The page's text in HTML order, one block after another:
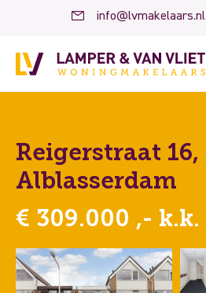
info@lvmakelaars.nl
Reigerstraat 16,
Alblasserdam
€ 309.000 ,- k.k.